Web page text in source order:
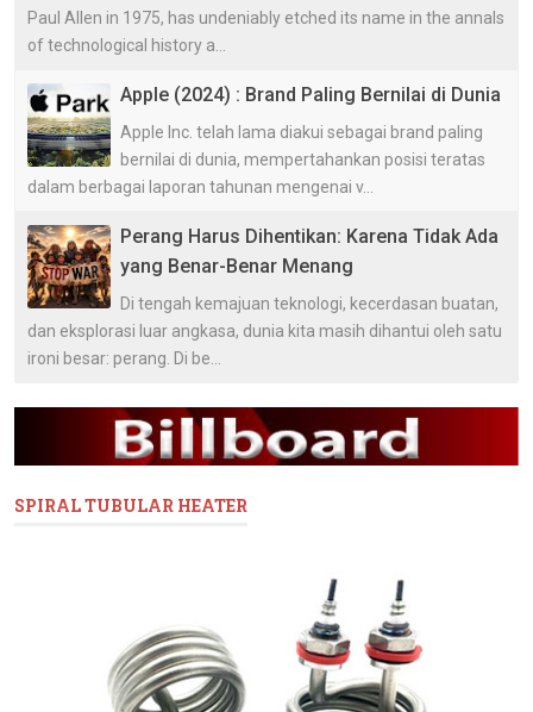
Paul Allen in 1975, has undeniably etched its name in the annals
of technological history a...
Apple (2024) : Brand Paling Bernilai di Dunia
Apple Inc. telah lama diakui sebagai brand paling
bernilai di dunia, mempertahankan posisi teratas
dalam berbagai laporan tahunan mengenai v...
Perang Harus Dihentikan: Karena Tidak Ada
yang Benar-Benar Menang
Di tengah kemajuan teknologi, kecerdasan buatan,
dan eksplorasi luar angkasa, dunia kita masih dihantui oleh satu
ironi besar: perang. Di be...
SPIRAL TUBULAR HEATER